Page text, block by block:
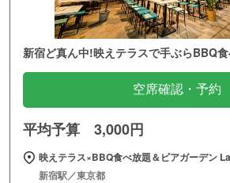
新宿ど真ん中!映えテラスで手ぶらBBQ
空席確認・予約
平均予算 3,000円
映えテラス×BBQ食べ放題＆ビアガーデン
新宿駅／東京都